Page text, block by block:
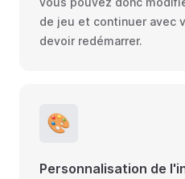
de jeu et continuer avec
devoir redémarrer.
🎨
Personnalisation de